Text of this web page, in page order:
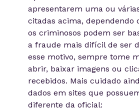
apresentarem uma ou
citadas acima, dependendo
os criminosos podem ser
a fraude mais difícil de ser
esse motivo, sempre tome
abrir, baixar imagens ou
recebidos. Mais cuidado
dados em sites que
diferente da oficial: